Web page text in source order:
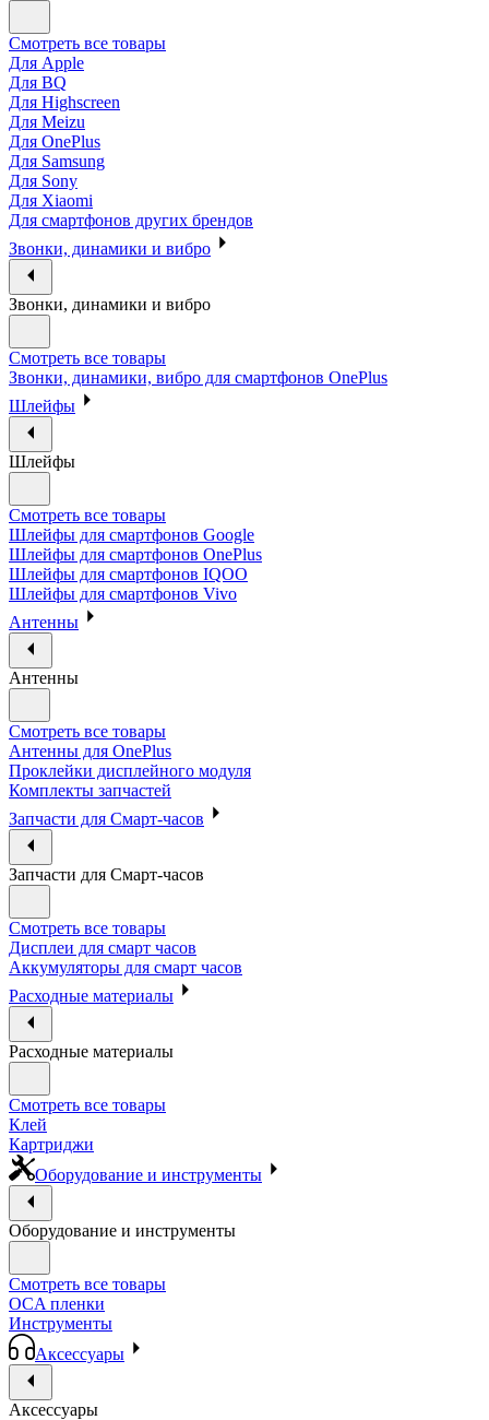
Смотреть все товары
Для Apple
Для BQ
Для Highscreen
Для Meizu
Для OnePlus
Для Samsung
Для Sony
Для Xiaomi
Для смартфонов других брендов
Звонки, динамики и вибро
Звонки, динамики и вибро
Смотреть все товары
Звонки, динамики, вибро для смартфонов OnePlus
Шлейфы
Шлейфы
Смотреть все товары
Шлейфы для смартфонов Google
Шлейфы для смартфонов OnePlus
Шлейфы для смартфонов IQOO
Шлейфы для смартфонов Vivo
Антенны
Антенны
Смотреть все товары
Антенны для OnePlus
Проклейки дисплейного модуля
Комплекты запчастей
Запчасти для Смарт-часов
Запчасти для Смарт-часов
Смотреть все товары
Дисплеи для смарт часов
Аккумуляторы для смарт часов
Расходные материалы
Расходные материалы
Смотреть все товары
Клей
Картриджи
Оборудование и инструменты
Оборудование и инструменты
Смотреть все товары
OCA пленки
Инструменты
Аксессуары
Аксессуары